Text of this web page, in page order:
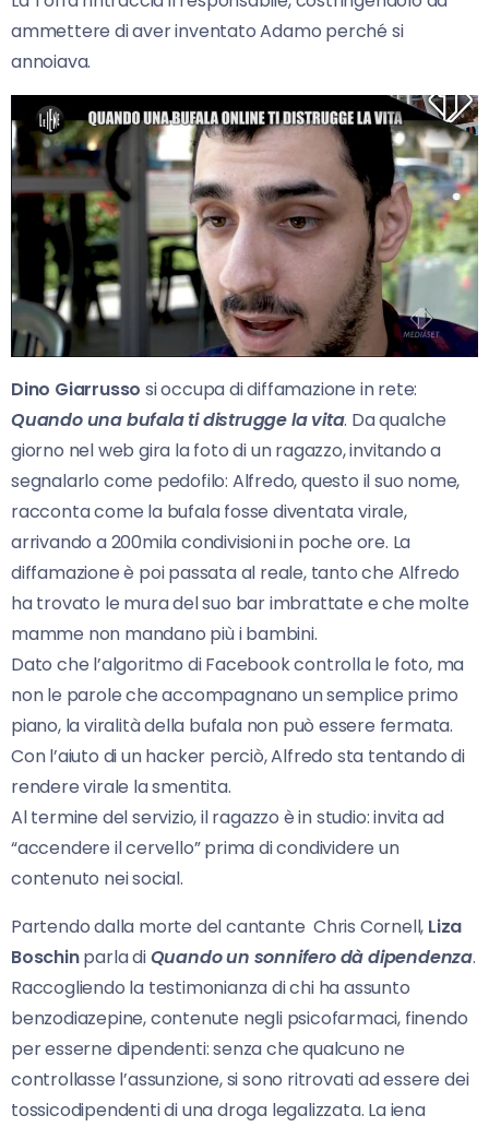
ammettere di aver inventato Adamo perché si
annoiava.
Dino Giarrusso si occupa di diffamazione in rete:
Quando una bufala ti distrugge la vita. Da qualche
giorno nel web gira la foto di un ragazzo, invitando a
segnalarlo come pedofilo: Alfredo, questo il suo nome,
racconta come la bufala fosse diventata virale,
arrivando a 200mila condivisioni in poche ore. La
diffamazione è poi passata al reale, tanto che Alfredo
ha trovato le mura del suo bar imbrattate e che molte
mamme non mandano più i bambini.
Dato che l’algoritmo di Facebook controlla le foto, ma
non le parole che accompagnano un semplice primo
piano, la viralità della bufala non può essere fermata.
Con l’aiuto di un hacker perciò, Alfredo sta tentando di
rendere virale la smentita.
Al termine del servizio, il ragazzo è in studio: invita ad
“accendere il cervello” prima di condividere un
contenuto nei social.
Partendo dalla morte del cantante Chris Cornell, Liza
Boschinparla diQuando un sonnifero dà dipendenza.
Raccogliendo la testimonianza di chi ha assunto
benzodiazepine, contenute negli psicofarmaci, finendo
per esserne dipendenti: senza che qualcuno ne
controllasse l’assunzione, si sono ritrovati ad essere dei
tossicodipendenti di una droga legalizzata. La iena